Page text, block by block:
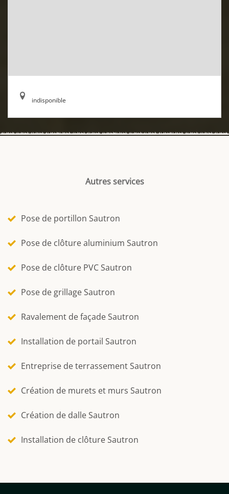
indisponible
Autres services
Pose de portillon Sautron
Pose de clôture aluminium Sautron
Pose de clôture PVC Sautron
Pose de grillage Sautron
Ravalement de façade Sautron
Installation de portail Sautron
Entreprise de terrassement Sautron
Création de murets et murs Sautron
Création de dalle Sautron
Installation de clôture Sautron